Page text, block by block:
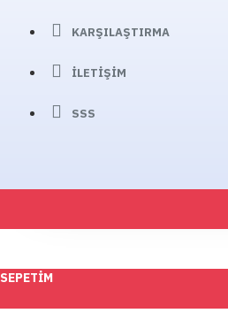
KARŞILAŞTIRMA
İLETIŞIM
SSS
SEPETIM